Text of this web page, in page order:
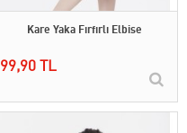
Kare Yaka Fırfırlı Elbise
99,90 TL